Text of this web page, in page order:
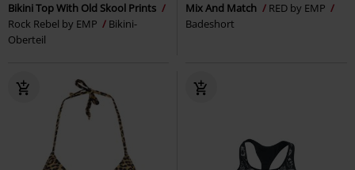
Bikini Top With Old Skool Prints
Rock Rebel by EMP
Bikini-
Oberteil
Mix And Match
RED by EMP
Badeshort